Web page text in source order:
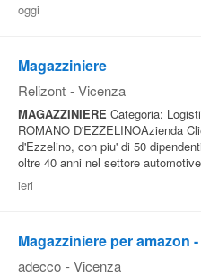
oggi
Magazziniere
Relizont - Vicenza
MAGAZZINIERE Categoria:
ROMANO D'EZZELINOAzienda
d'Ezzelino, con piu' di 50
oltre 40 anni nel settore
ieri
Magazziniere per amazon
adecco - Vicenza